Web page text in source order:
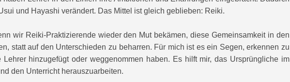
und Hayashi verändert. Das Mittel ist gleich geblieben: Reiki.
wir Reiki-Praktizierende wieder den Mut bekämen, diese Gemeinsamkeit in den
statt auf den Unterschieden zu beharren. Für mich ist es ein Segen, erkennen zu
Lehrer hinzugefügt oder weggenommen haben. Es hilft mir, das Ursprüngliche im
den Unterricht herauszuarbeiten.